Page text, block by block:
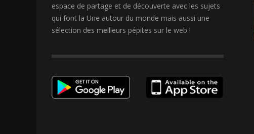
espace de partage et de découverte avec les sujets
qui font la Une autour du monde mais aussi une
sélection des meilleurs pépites sur le web !